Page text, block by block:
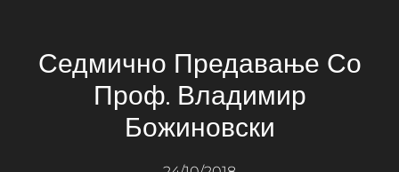
Седмично Предавање Со
Проф. Владимир
Божиновски